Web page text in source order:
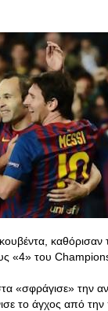
«4» του
«σφράγισε» την
το άγχος από